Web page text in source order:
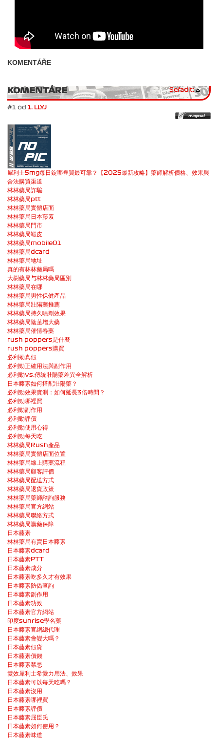
KOMENTÁŘE
KOMENTÁRE Seřadit:
#1 od 1. LLYJ
犀利士5mg每日錠哪裡買最可靠？【2025最新攻略】藥師解析價格、效果與
合法購買渠道
林林藥局詐騙
林林藥局ptt
林林藥局實體店面
林林藥局日本藤素
林林藥局門市
林林藥局蝦皮
林林藥局mobile01
林林藥局dcard
林林藥局地址
真的有林林藥局嗎
大樹藥局与林林藥局區別
林林藥局在哪
林林藥局男性保健產品
林林藥局壯陽藥推薦
林林藥局持久噴劑效果
林林藥局陰莖增大藥
林林藥局催情春藥
rush poppers是什麼
rush poppers購買
必利劲真假
必利勁正確用法與副作用
必利勁vs.傳統壯陽藥差異全解析
日本藤素如何搭配壯陽藥？
必利勁效果實測：如何延長3倍時間？
必利勁哪裡買
必利勁副作用
必利勁評價
必利勁使用心得
必利勁每天吃
林林藥局Rush產品
林林藥局實體店面位置
林林藥局線上購藥流程
林林藥局顧客評價
林林藥局配送方式
林林藥局退貨政策
林林藥局藥師諮詢服務
林林藥局官方網站
林林藥局聯絡方式
林林藥局購藥保障
日本藤素
林林藥局有賣日本藤素
日本藤素dcard
日本藤素PTT
日本藤素成分
日本藤素吃多久才有效果
日本藤素防偽查詢
日本藤素副作用
日本藤素功效
日本藤素官方網站
印度sunrise學名藥
日本藤素官網總代理
日本藤素會變大嗎？
日本藤素假貨
日本藤素價錢
日本藤素禁忌
雙效犀利士希愛力用法、效果
日本藤素可以每天吃嗎？
日本藤素沒用
日本藤素哪裡買
日本藤素評價
日本藤素屈臣氏
日本藤素如何使用？
日本藤素味道